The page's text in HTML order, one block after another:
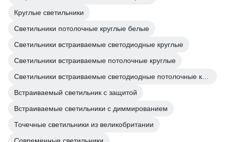
Круглые светильники
Светильники потолочные круглые белые
Светильники встраиваемые светодиодные круглые
Светильники встраиваемые потолочные круглые
Встраиваемый светильник с защитой
Встраиваемые светильники с диммированием
Точечные светильники из великобритании